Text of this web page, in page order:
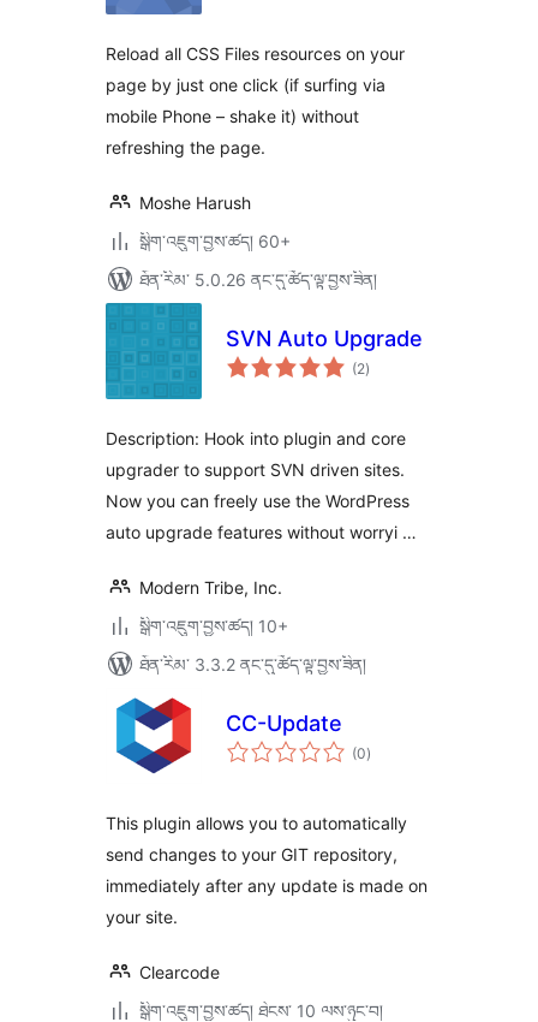
Reload all CSS Files resources on your
page by just one click (if surfing via
mobile Phone – shake it) without
refreshing the page.
Moshe Harush
སྒྲིག་འཇུག་བྱས་ཚད། 60+
ཐོན་རིམ་ 5.0.26 ནང་དུ་ཚོད་ལྟ་བྱས་ཟིན།
SVN Auto Upgrade
(2གདེང་
འཇོག་
)
Description: Hook into plugin and core
upgrader to support SVN driven sites.
Now you can freely use the WordPress
auto upgrade features without worryi …
Modern Tribe, Inc.
སྒྲིག་འཇུག་བྱས་ཚད། 10+
ཐོན་རིམ་ 3.3.2 ནང་དུ་ཚོད་ལྟ་བྱས་ཟིན།
CC-Update
(0གདེང་
འཇོག་
)
This plugin allows you to automatically
send changes to your GIT repository,
immediately after any update is made on
your site.
Clearcode
སྒྲིག་འཇུག་བྱས་ཚད། ཐེངས་ 10 ལས་ཉུང་བ།